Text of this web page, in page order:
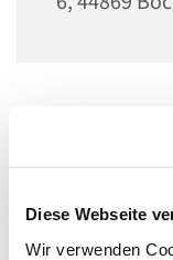
Diese Webseite
Wir verwenden